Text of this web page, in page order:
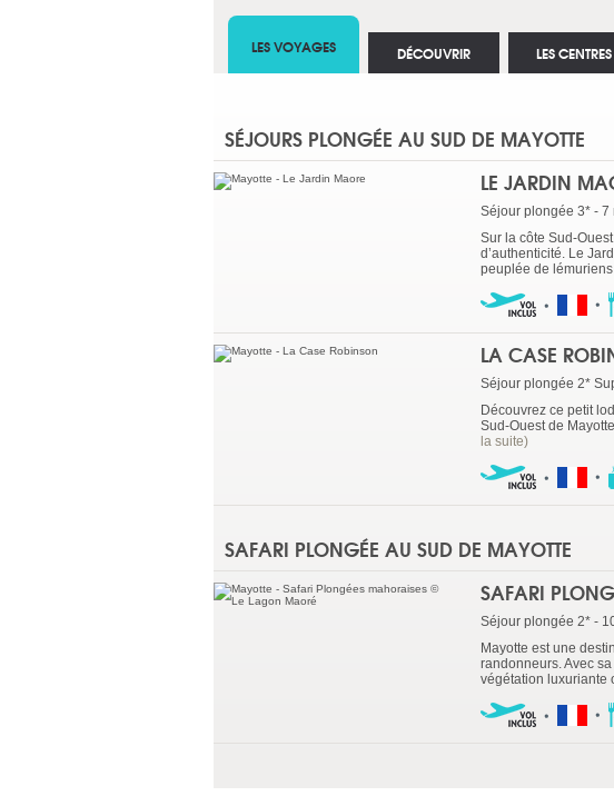
LES VOYAGES
SÉJOURS PLONGÉE AU SUD DE MAYOTTE
LE JARDIN
Séjour plongée 3* - 7
Sur la côte Sud-
d’authenticité. Le
peuplée de
LA CASE
Séjour plongée 2*
Découvrez ce petit
Sud-Ouest de
la suite)
SAFARI PLONGÉE AU SUD DE MAYOTTE
SAFARI
Séjour plongée 2* -
Mayotte est une
randonneurs. Avec
végétation luxuriante
DÉCOUVRIR LES CENTRES